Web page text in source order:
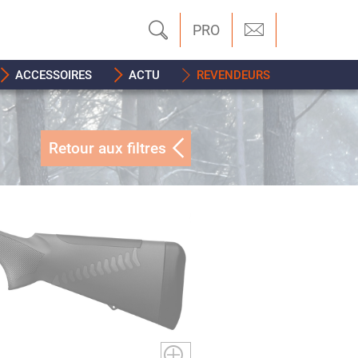
PRO
ACCESSOIRES ACTU REVENDEURS
Retour aux filtres